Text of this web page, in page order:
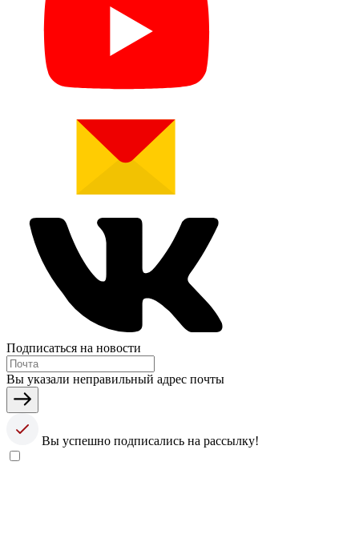
Подписаться на новости
Вы указали неправильный адрес почты
Вы успешно подписались на рассылку!